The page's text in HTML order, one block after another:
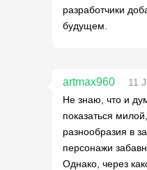
разработчики
будущем.
artmax960
11
Не знаю, что и
показаться
разнообразия в
персонажи
Однако, через